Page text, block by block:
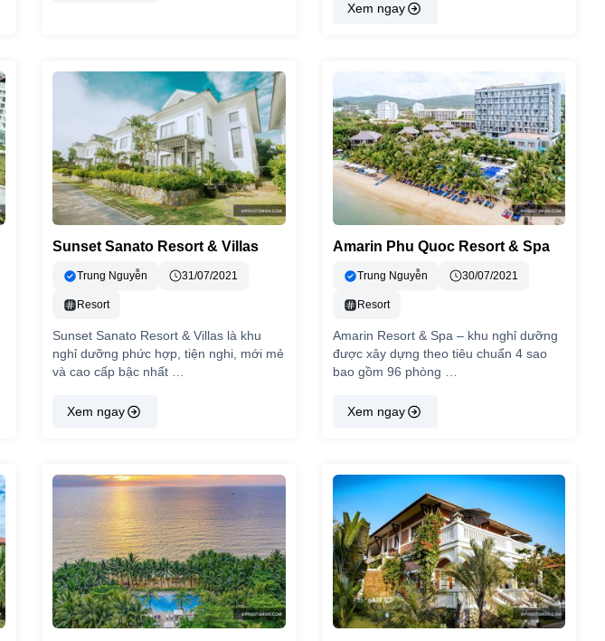
Xem ngay
Sunset Sanato Resort & Villas
Trung Nguyễn 31/07/2021
Resort
Sunset Sanato Resort & Villas là khu
nghỉ dưỡng phức hợp, tiện nghi, mới mẻ
và cao cấp bậc nhất …
Xem ngay
Amarin Phu Quoc Resort & Spa
Trung Nguyễn 30/07/2021
Resort
Amarin Resort & Spa – khu nghỉ dưỡng
được xây dựng theo tiêu chuẩn 4 sao
bao gồm 96 phòng …
Xem ngay